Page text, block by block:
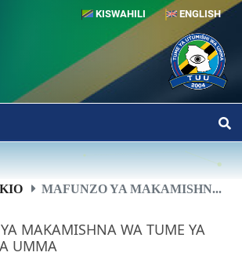
KISWAHILI ENGLISH
MAFUNZO YA MAKAMISHN...
MAKAMISHNA WA TUME YA
UMMA